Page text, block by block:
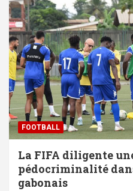
FOOTBALL
La FIFA diligente
pédocriminalité
gabonais